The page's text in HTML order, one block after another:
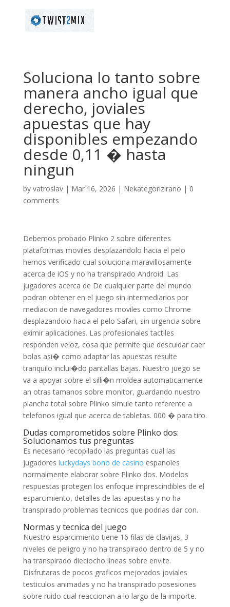
Soluciona lo tanto sobre
manera ancho igual que
derecho, joviales
apuestas que hay
disponibles empezando
desde 0,11 � hasta
ningun
by vatroslav| Mar 16, 2026 | Nekategorizirano | 0
comments
Debemos probado Plinko 2 sobre diferentes
plataformas moviles desplazandolo hacia el pelo
hemos verificado cual soluciona maravillosamente
acerca de iOS y no ha transpirado Android. Las
jugadores acerca de De cualquier parte del mundo
podran obtener en el juego sin intermediarios por
mediacion de navegadores moviles como Chrome
desplazandolo hacia el pelo Safari, sin urgencia sobre
eximir aplicaciones. Las profesionales tactiles
responden veloz, cosa que permite que descuidar caer
bolas asi� como adaptar las apuestas resulte
tranquilo inclui�do pantallas bajas. Nuestro juego se
va a apoyar sobre el silli�n moldea automaticamente
an otras tamanos sobre monitor, guardando nuestro
plancha total sobre Plinko simule tanto referente a
telefonos igual que acerca de tabletas. 000 � para tiro.
Dudas comprometidos sobre Plinko dos:
Solucionamos tus preguntas
Es necesario recopilado las preguntas cual las
jugadores luckydays bono de casino espanoles
normalmente elaborar sobre Plinko dos. Modelos
respuestas protegen los enfoque imprescindibles de el
esparcimiento, detalles de las apuestas y no ha
transpirado problemas tecnicos que podrias dar con.
Normas y tecnica del juego
Nuestro esparcimiento tiene 16 filas de clavijas, 3
niveles de peligro y no ha transpirado dentro de 5 y no
ha transpirado dieciocho lineas sobre envite.
Disfrutaras de pocos graficos mejorados joviales
testiculos animadas y no ha transpirado posesiones
sobre ruido cual reaccionan a lo largo de la importe.